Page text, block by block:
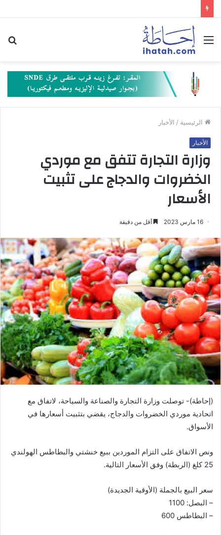
القائمة
الرئيسية / الأخبار
الأخبار
وزارة التجارة تتفق مع موردي
الخضروات والدجاج على تثبيت
الأسعار
16 مارس 2023 أقل من دقيقة
(إحاطة)- توصلت وزارة التجارة والصناعة والسياحة، لاتفاق مع
اتحادية موردي الخضروات والدجاج، يقضي بتثبيت أسعارها في
الأسواق.
ونص الاتفاق على التزام الموردين ببيع خنشتي والبطاطس الهولندي
25 كلغ (الربطة) وفق الأسعار التالية.
سعر البيع بالجملة (الأوقية الجديدة)
– البصل: 1100
– البطاطس 600